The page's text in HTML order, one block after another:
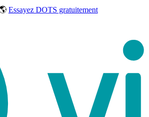
Essayez DOTS gratuitement